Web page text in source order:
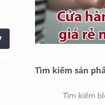
450,000 vnđ
Tìm kiếm sản